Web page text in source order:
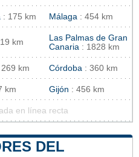
: 175 km Málaga : 454 km
km
Las Palmas de Gran
Canaria : 1828 km
269 km Córdoba : 360 km
km Gijón : 456 km
en línea recta
DEL